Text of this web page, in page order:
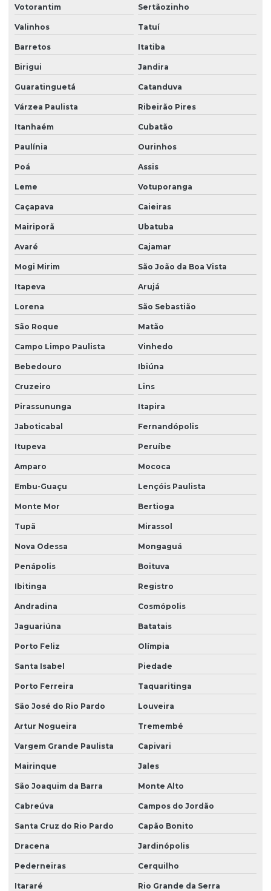
Facilities condominio
Facilities limpeza
Facilities serviços
Facilities terceirização
Facility empresa terceirizada
Facility limpeza e conservação
Facility services limpeza
Facility serviços terceirizados
Facility terceirizacao de mao de obra
Firma de limpeza terceirizada
Lavadora de piso para galpão
Lavagem de vidros e fachadas
Limpeza e conservação terceirizada
Limpeza empresarial especializada
Limpeza empresarial terceirizada
Limpeza escritorio terceirizada
Limpeza de fachada comercial
Limpeza de fachada com hidrojateamento
Limpeza de fachada de loja
Limpeza fachada orçamento
Limpeza de fachada preço
Limpeza de fachada predial
Limpeza de fachadas
Limpeza de fachadas de prédios
Limpeza de fachadas de vidro
Limpeza e manutenção predial terceirizada
Limpeza pós obra
Limpeza pós obra valor
Limpeza predial terceirizada
Limpeza profissional em empresas
Limpeza profissional de piso
Limpeza profissional de vidros
Limpeza terceirizada
Votorantim Sertãozinho
Valinhos Tatuí
Barretos Itatiba
Birigui Jandira
Guaratinguetá Catanduva
Várzea Paulista Ribeirão Pires
Itanhaém Cubatão
Paulínia Ourinhos
Poá Assis
Leme Votuporanga
Caçapava Caieiras
Mairiporã Ubatuba
Avaré Cajamar
Mogi Mirim São João da Boa Vista
Itapeva Arujá
Lorena São Sebastião
São Roque Matão
Campo Limpo Paulista Vinhedo
Bebedouro Ibiúna
Cruzeiro Lins
Pirassununga Itapira
Jaboticabal Fernandópolis
Itupeva Peruíbe
Amparo Mococa
Embu-Guaçu Lençóis Paulista
Monte Mor Bertioga
Tupã Mirassol
Nova Odessa Mongaguá
Penápolis Boituva
Ibitinga Registro
Andradina Cosmópolis
Jaguariúna Batatais
Porto Feliz Olímpia
Santa Isabel Piedade
Porto Ferreira Taquaritinga
São José do Rio Pardo Louveira
Artur Nogueira Tremembé
Vargem Grande Paulista Capivari
Mairinque Jales
São Joaquim da Barra Monte Alto
Cabreúva Campos do Jordão
Santa Cruz do Rio Pardo Capão Bonito
Dracena Jardinópolis
Pederneiras Cerquilho
Itararé Rio Grande da Serra